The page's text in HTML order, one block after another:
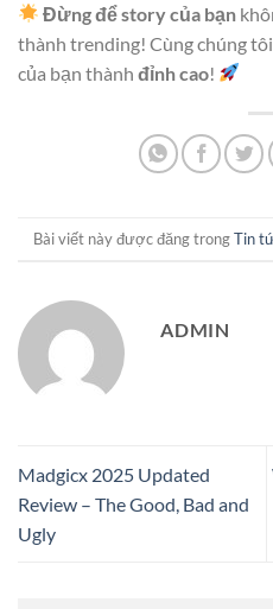
Đừng để story của bạn
thành trending! Cùng chúng
của bạn thành đỉnh cao!
Bài viết này được đăng trongTin
ADMIN
Madgicx 2025 Updated
Review – The Good, Bad and
Ugly